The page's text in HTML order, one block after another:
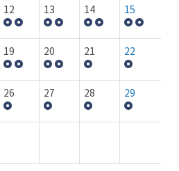
12 13 14 15
19 20 21 22
26 27 28 29